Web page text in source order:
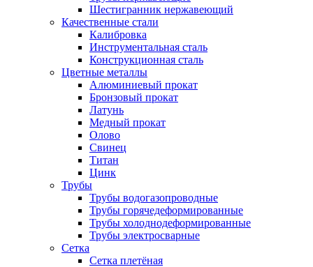
Шестигранник нержавеющий
Качественные стали
Калибровка
Инструментальная сталь
Конструкционная сталь
Цветные металлы
Алюминиевый прокат
Бронзовый прокат
Латунь
Медный прокат
Олово
Свинец
Титан
Цинк
Трубы
Трубы водогазопроводные
Трубы горячедеформированные
Трубы холоднодеформированные
Трубы электросварные
Сетка
Сетка плетёная